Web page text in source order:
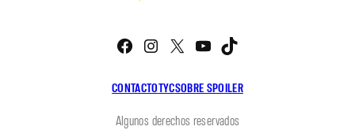
CONTACTOTYCSOBRE SPOILER
Facebook
Instagram
X YouTube
Algunos derechos reservados